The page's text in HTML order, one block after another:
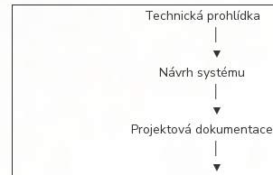
Technická prohlídka
▼
Návrh systému
▼
Projektová dokumentace
▼